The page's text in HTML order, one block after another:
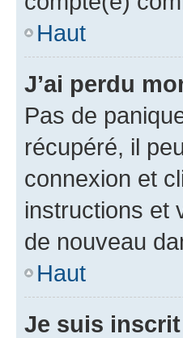
Haut
J’ai perdu
Pas de
récupéré, il
connexion et
instructions et
de nouveau
Haut
Je suis